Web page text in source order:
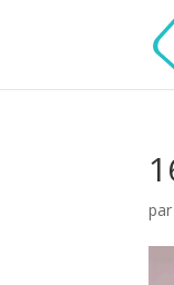
par